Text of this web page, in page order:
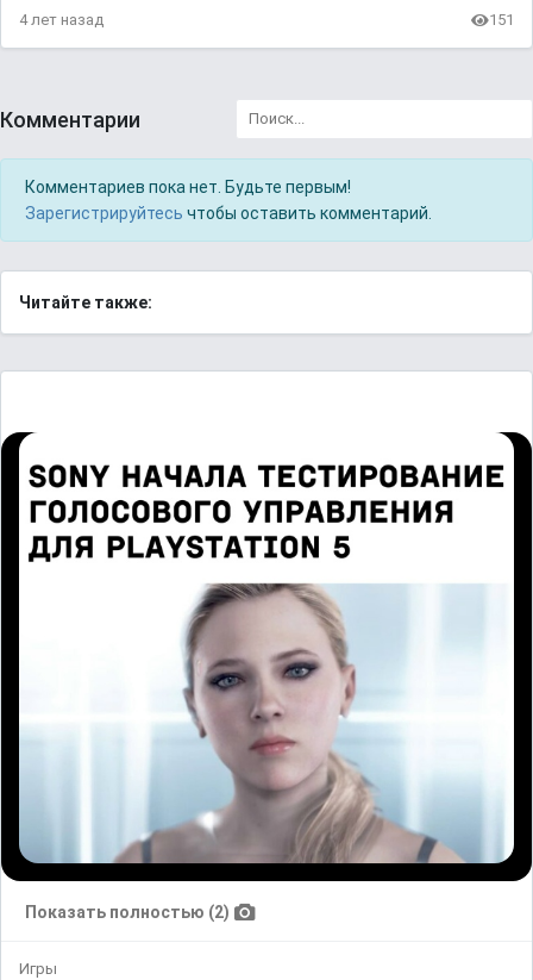
4 лет назад 151
Комментарии
Комментариев пока нет. Будьте первым!
Зарегистрируйтесь чтобы оставить комментарий.
Читайте также:
Показать полностью (2)
Игры